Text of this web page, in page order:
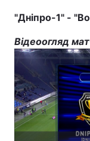
"Дніпро-1" -
Відеоогляд